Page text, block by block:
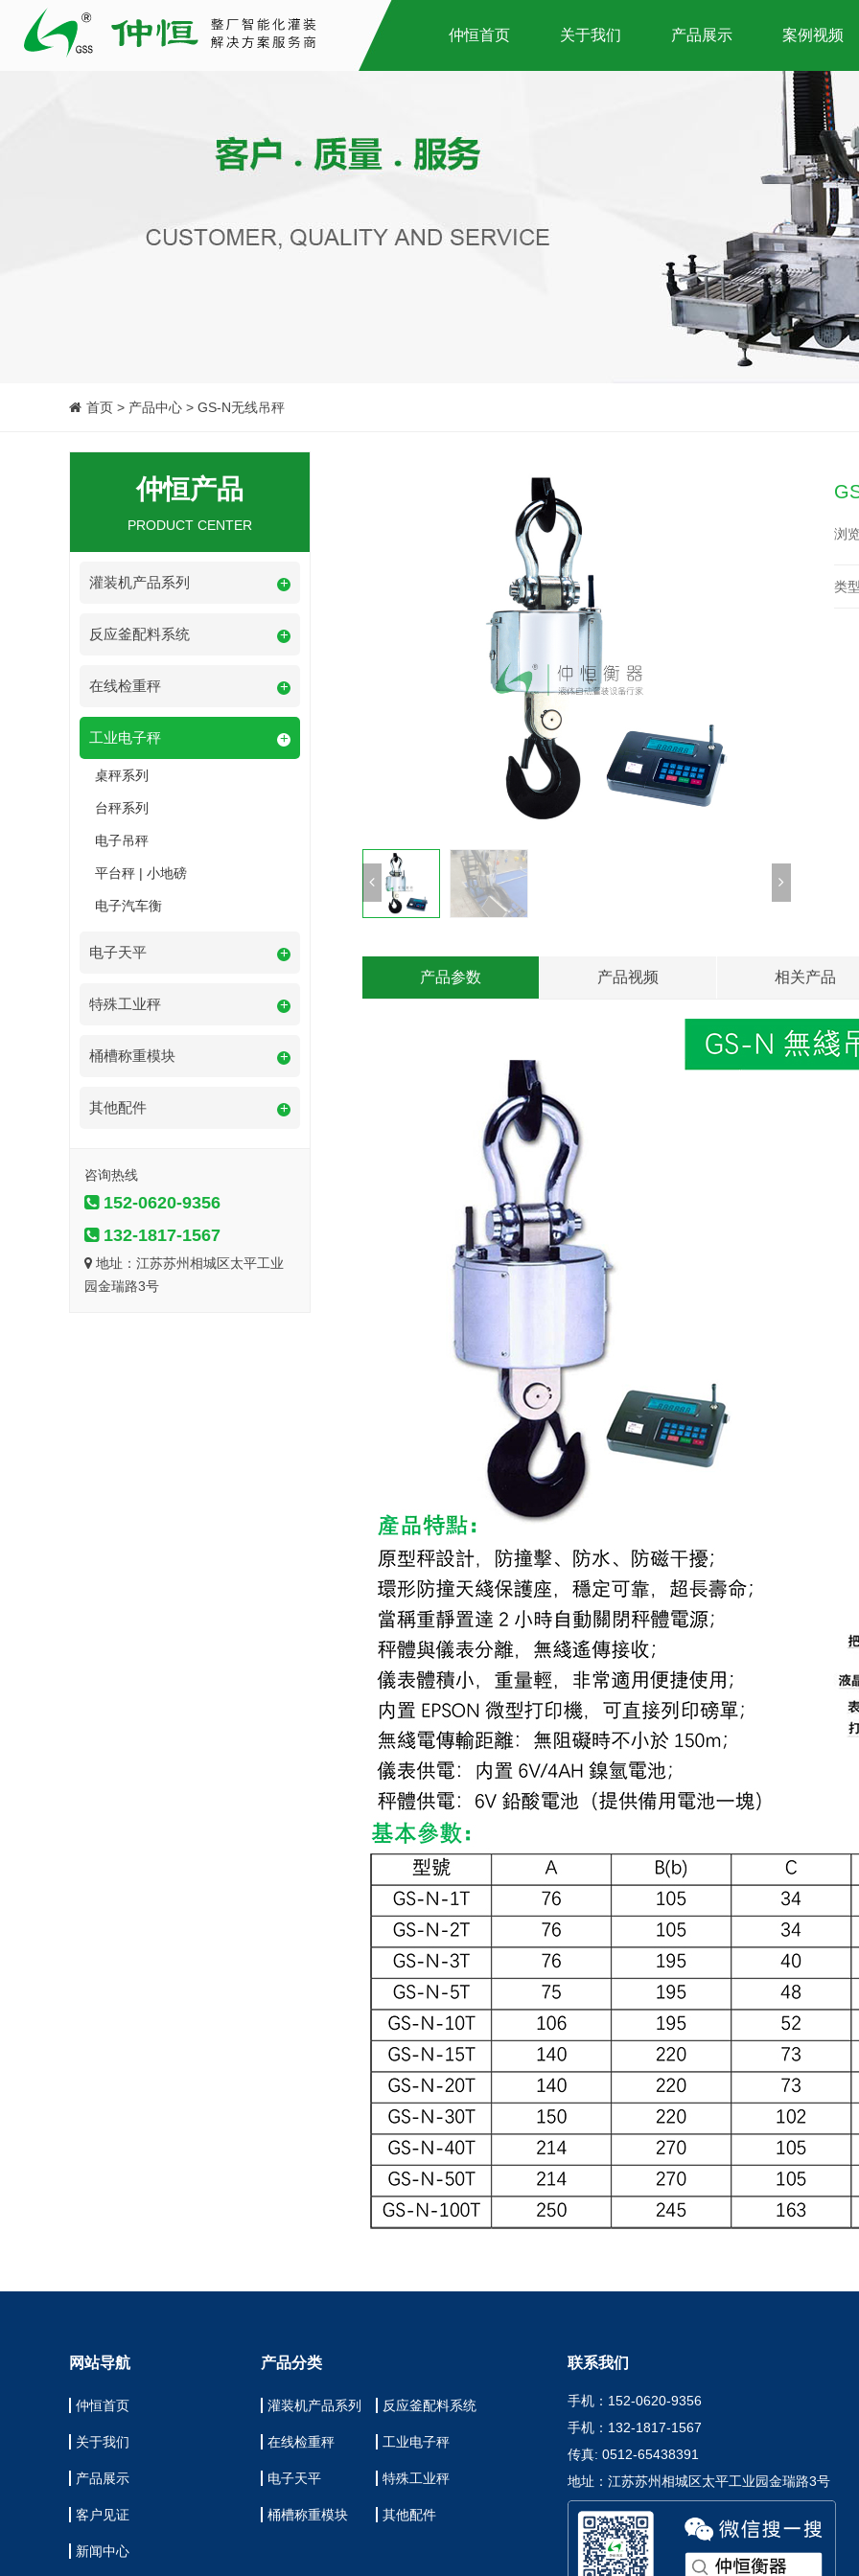
仲恒首页 关于我们 产品展示 案例视频
首页 > 产品中心 > GS-N无线吊秤
仲恒产品
PRODUCT CENTER
灌装机产品系列 +
反应釜配料系统 +
在线检重秤 +
工业电子秤 +
桌秤系列
台秤系列
电子吊秤
平台秤 | 小地磅
电子汽车衡
电子天平 +
特殊工业秤 +
桶槽称重模块 +
其他配件 +
咨询热线
152-0620-9356
132-1817-1567
地址：江苏苏州相城区太平工业
园金瑞路3号
浏
类
产品参数 产品视频 相关产品
网站导航
仲恒首页
关于我们
产品展示
客户见证
新闻中心
产品分类
灌装机产品系列 反应釜配料系统
在线检重秤 工业电子秤
电子天平 特殊工业秤
桶槽称重模块 其他配件
联系我们
手机：152-0620-9356
手机：132-1817-1567
传真: 0512-65438391
地址：江苏苏州相城区太平工业园金瑞路3号